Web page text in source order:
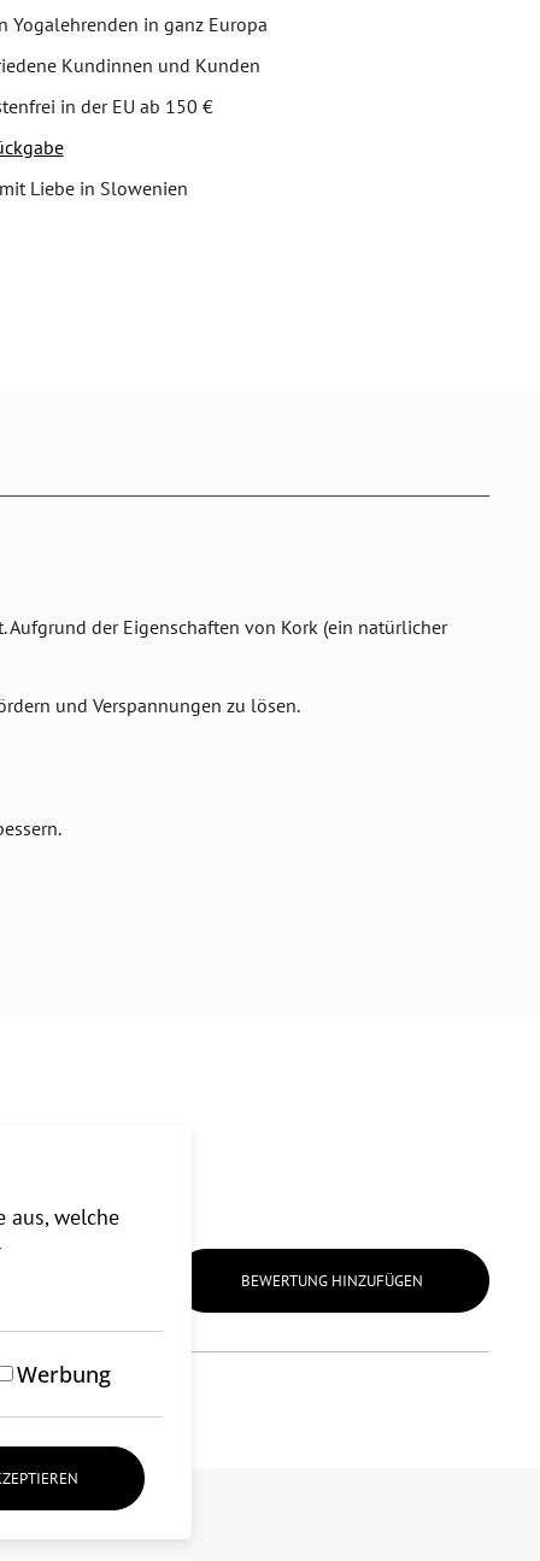
aus, welche
Werbung
Yogalehrenden in ganz Europa
Kundinnen und Kunden
in der EU ab 150 €
Liebe in Slowenien
der Eigenschaften von Kork (ein natürlicher
und Verspannungen zu lösen.
BEWERTUNG HINZUFÜGEN